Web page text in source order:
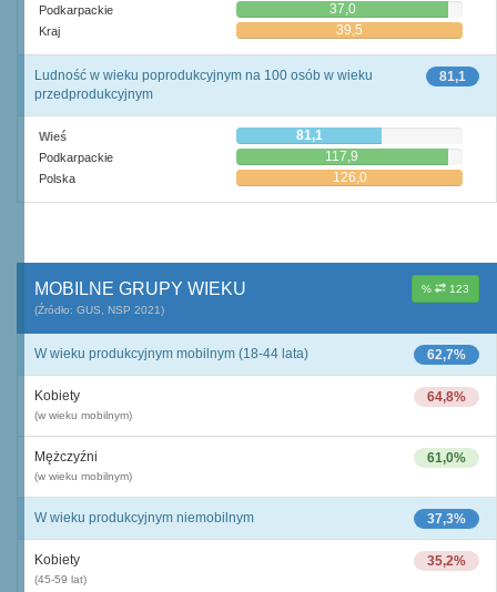
Podkarpackie 37,0
Kraj 39,5
81,1
Ludność w wieku poprodukcyjnym na 100 osób w wieku
przedprodukcyjnym
Wieś 81,1
Podkarpackie 117,9
Polska 126,0
% 123
MOBILNE GRUPY WIEKU
(Źródło: GUS, NSP 2021)
62,7%
W wieku produkcyjnym mobilnym (18-44 lata)
64,8%
Kobiety
(w wieku mobilnym)
61,0%
Mężczyźni
(w wieku mobilnym)
37,3%
W wieku produkcyjnym niemobilnym
35,2%
Kobiety
(45-59 lat)